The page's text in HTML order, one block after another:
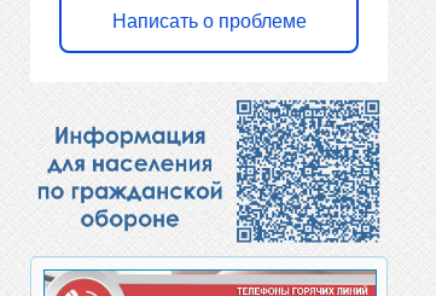
Написать о проблеме